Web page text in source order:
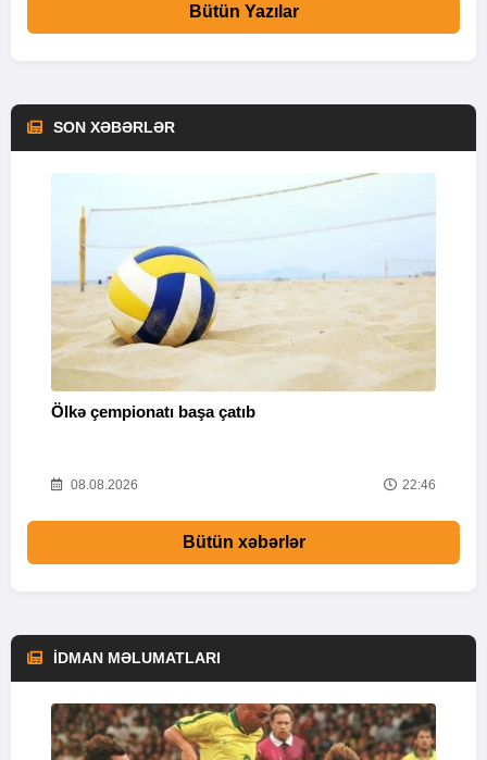
Bütün Yazılar
SON XƏBƏRLƏR
Ölkə çempionatı başa çatıb
08.08.2026 22:46
Bütün xəbərlər
İDMAN MƏLUMATLARI